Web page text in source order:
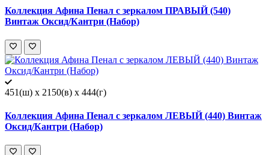
Коллекция Афина Пенал с зеркалом ПРАВЫЙ (540)
Винтаж Оксид/Кантри (Набор)
451(ш) x 2150(в) x 444(г)
Коллекция Афина Пенал с зеркалом ЛЕВЫЙ (440) Винтаж
Оксид/Кантри (Набор)